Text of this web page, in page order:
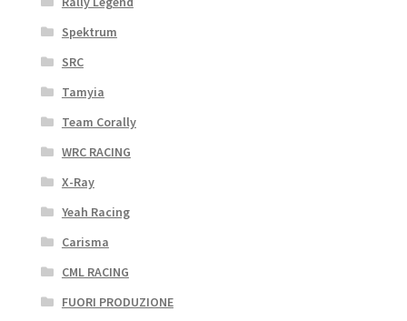
Spektrum
SRC
Tamyia
Team Corally
WRC RACING
X-Ray
Yeah Racing
Carisma
CML RACING
FUORI PRODUZIONE